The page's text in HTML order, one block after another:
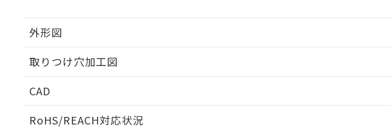
外形図
取りつけ穴加工図
CAD
RoHS/REACH対応状況